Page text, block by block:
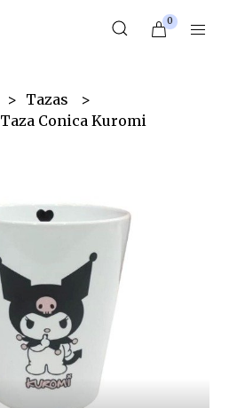
0
Tazas
Taza Conica Kuromi